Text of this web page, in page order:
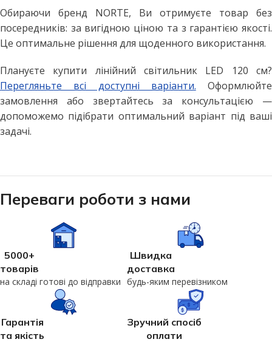
Обираючи бренд NORTE, Ви отримуєте товар без
посередників: за вигідною ціною та з гарантією якості.
Це оптимальне рішення для щоденного використання.
Плануєте купити лінійний світильник LED 120 см?
Перегляньте всі доступні варіанти. Оформлюйте
замовлення або звертайтесь за консультацією —
допоможемо підібрати оптимальний варіант під ваші
задачі.
Переваги роботи з нами
5000+
товарів
на складі готові до відправки
Швидка
доставка
будь-яким перевізником
Гарантія
та якість
Зручний спосіб
оплати